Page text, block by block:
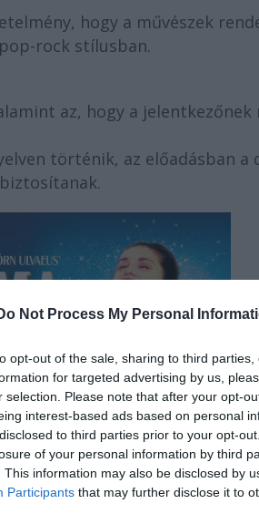
Not Process My Personal
opt-out of the sale, sharing to third
for targeted advertising by us,
selection. Please note that after your opt-
interest-based ads based on personal
to third parties prior to your opt-
of your personal information by third
This information may also be disclosed by
Participants that may further disclose it to
hogy a művészek
rock stílusban.
az, hogy a jelentkezőnek
történik, az előadásban a